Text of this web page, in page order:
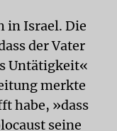
in Israel. Die
der Vater
Untätigkeit«
merkte
habe, »dass
seine